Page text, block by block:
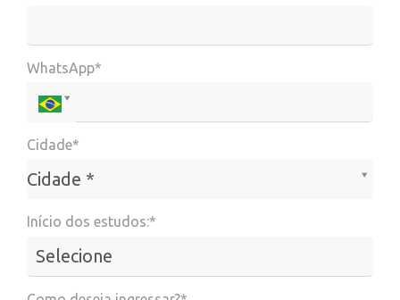
WhatsApp*
Cidade*
Cidade *
Cidade*
Início dos estudos:*